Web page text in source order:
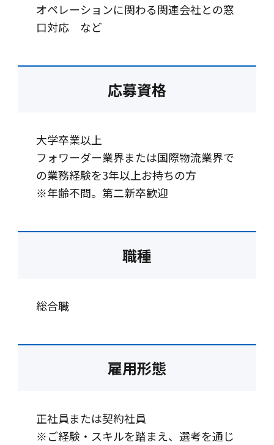
オペレーションに関わる関連会社との窓
口対応 など
応募資格
大学卒業以上
フォワーダー業界または国際物流業界で
の業務経験を3年以上お持ちの方
※年齢不問。第二新卒歓迎
職種
総合職
雇用形態
正社員または契約社員
※ご経験・スキルを踏まえ、選考を通じ